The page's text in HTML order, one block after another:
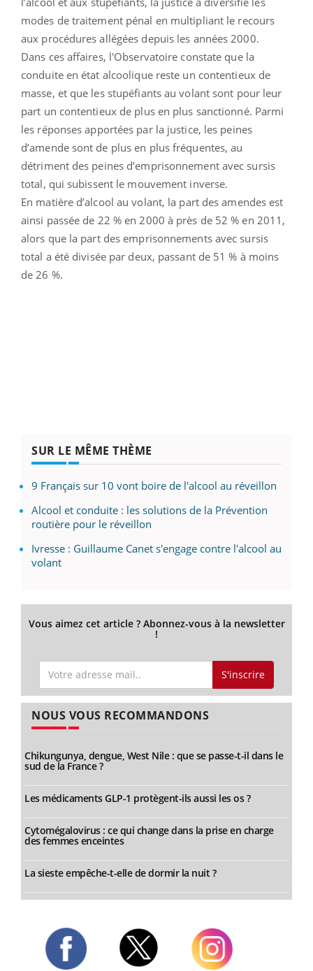
modes de traitement pénal en multipliant le recours
aux procédures allégées depuis les années 2000.
Dans ces affaires, l'Observatoire constate que la
conduite en état alcoolique reste un contentieux de
masse, et que les stupéfiants au volant sont pour leur
part un contentieux de plus en plus sanctionné. Parmi
les réponses apportées par la justice, les peines
d’amende sont de plus en plus fréquentes, au
détriment des peines d’emprisonnement avec sursis
total, qui subissent le mouvement inverse.
En matière d’alcool au volant, la part des amendes est
ainsi passée de 22 % en 2000 à près de 52 % en 2011,
alors que la part des emprisonnements avec sursis
total a été divisée par deux, passant de 51 % à moins
de 26 %.
SUR LE MÊME THÈME
9 Français sur 10 vont boire de l'alcool au réveillon
Alcool et conduite : les solutions de la Prévention
routière pour le réveillon
Ivresse : Guillaume Canet s'engage contre l'alcool au
volant
Vous aimez cet article ? Abonnez-vous à la newsletter
!
S'inscrire
NOUS VOUS RECOMMANDONS
Chikungunya, dengue, West Nile : que se passe-t-il dans le
sud de la France ?
Les médicaments GLP-1 protègent-ils aussi les os ?
Cytomégalovirus : ce qui change dans la prise en charge
des femmes enceintes
La sieste empêche-t-elle de dormir la nuit ?